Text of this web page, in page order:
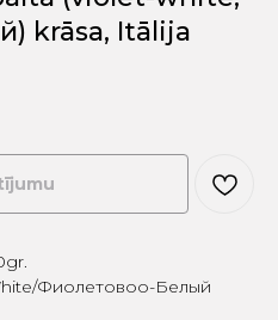
krāsa, Itālija
Фиолетовоо-Белый